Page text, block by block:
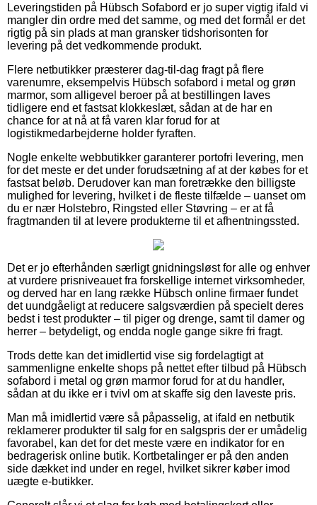
Leveringstiden på Hübsch Sofabord er jo super vigtig ifald vi
mangler din ordre med det samme, og med det formål er det
rigtig på sin plads at man gransker tidshorisonten for
levering på det vedkommende produkt.
Flere netbutikker præsterer dag-til-dag fragt på flere
varenumre, eksempelvis Hübsch sofabord i metal og grøn
marmor, som alligevel beroer på at bestillingen laves
tidligere end et fastsat klokkeslæt, sådan at de har en
chance for at nå at få varen klar forud for at
logistikmedarbejderne holder fyraften.
Nogle enkelte webbutikker garanterer portofri levering, men
for det meste er det under forudsætning af at der købes for et
fastsat beløb. Derudover kan man foretrække den billigste
mulighed for levering, hvilket i de fleste tilfælde – uanset om
du er nær Holstebro, Ringsted eller Støvring – er at få
fragtmanden til at levere produkterne til et afhentningssted.
Det er jo efterhånden særligt gnidningsløst for alle og enhver
at vurdere prisniveauet fra forskellige internet virksomheder,
og derved har en lang række Hübsch online firmaer fundet
det uundgåeligt at reducere salgsværdien på specielt deres
bedst i test produkter – til piger og drenge, samt til damer og
herrer – betydeligt, og endda nogle gange sikre fri fragt.
Trods dette kan det imidlertid vise sig fordelagtigt at
sammenligne enkelte shops på nettet efter tilbud på Hübsch
sofabord i metal og grøn marmor forud for at du handler,
sådan at du ikke er i tvivl om at skaffe sig den laveste pris.
Man må imidlertid være så påpasselig, at ifald en netbutik
reklamerer produkter til salg for en salgspris der er umådelig
favorabel, kan det for det meste være en indikator for en
bedragerisk online butik. Kortbetalinger er på den anden
side dækket ind under en regel, hvilket sikrer køber imod
uægte e-butikker.